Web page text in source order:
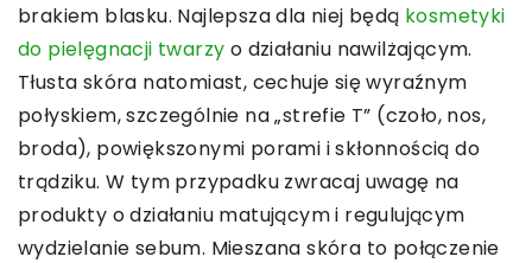
brakiem blasku. Najlepsza dla niej będą kosmetyki
do pielęgnacji twarzy o działaniu nawilżającym.
Tłusta skóra natomiast, cechuje się wyraźnym
połyskiem, szczególnie na „strefie T” (czoło, nos,
broda), powiększonymi porami i skłonnością do
trądziku. W tym przypadku zwracaj uwagę na
produkty o działaniu matującym i regulującym
wydzielanie sebum. Mieszana skóra to połączenie